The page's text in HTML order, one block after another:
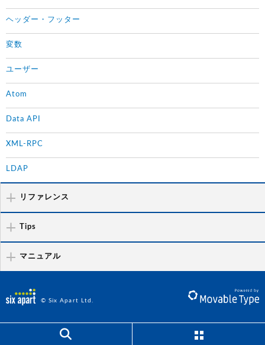
ヘッダー・フッター
変数
ユーザー
Atom
Data API
XML-RPC
LDAP
リファレンス
Tips
マニュアル
© Six Apart Ltd.